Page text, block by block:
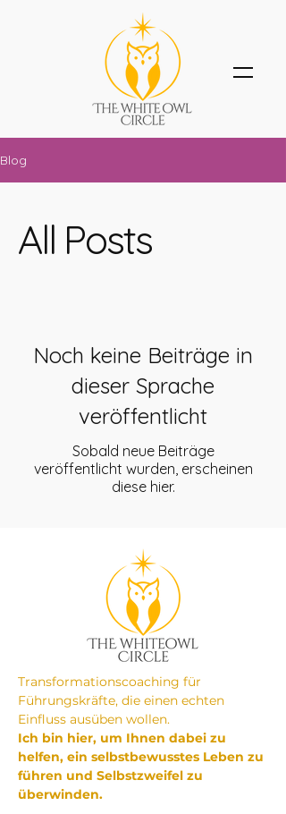
Blog
All Posts
Noch keine Beiträge in
dieser Sprache
veröffentlicht
Sobald neue Beiträge
veröffentlicht wurden, erscheinen
diese hier.
Transformationscoaching für
Führungskräfte, die einen echten
Einfluss ausüben wollen.
Ich bin hier, um Ihnen dabei zu
helfen, ein selbstbewusstes Leben zu
führen und Selbstzweifel zu
überwinden.